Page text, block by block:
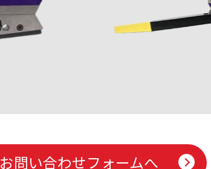
お問い合わせフォームへ